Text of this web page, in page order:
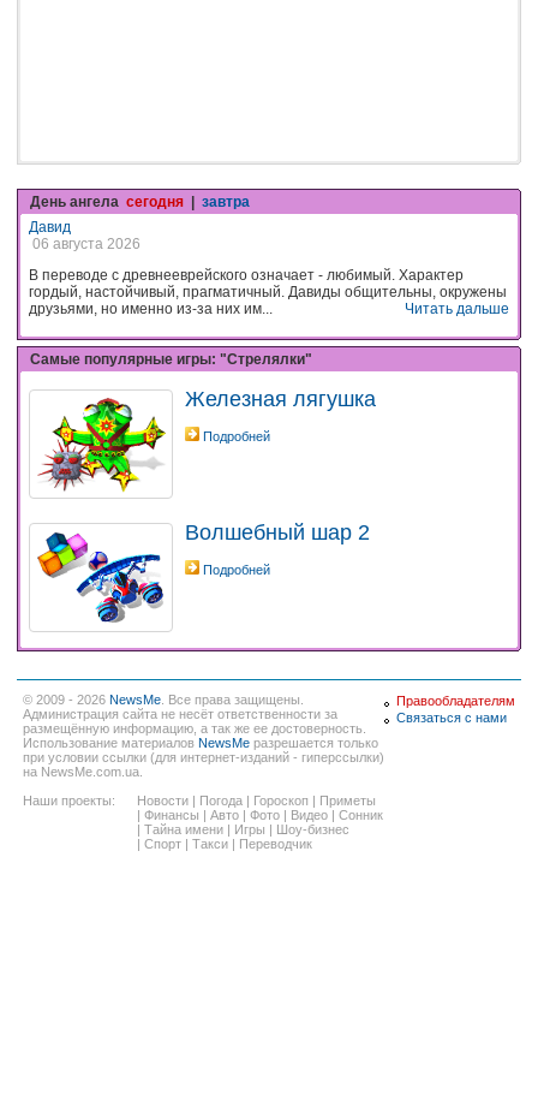
День ангела сегодня | завтра
Давид
06 августа 2026
В переводе с древнееврейского означает - любимый. Характер
гордый, настойчивый, прагматичный. Давиды общительны, окружены
друзьями, но именно из-за них им...
Читать дальше
Самые популярные игры: "Стрелялки"
Железная лягушка
Подробней
Волшебный шар 2
Подробней
© 2009 - 2026 NewsMe . Все права защищены.
Администрация сайта не несёт ответственности за
размещённую информацию, а так же ее достоверность.
Использование материалов NewsMe разрешается только
при условии ссылки (для интернет-изданий - гиперссылки)
на NewsMe.com.ua.
Наши проекты:
Новости | Погода | Гороскоп | Приметы
| Финансы | Авто | Фото | Видео | Сонник
| Тайна имени | Игры | Шоу-бизнес
| Спорт | Такси | Переводчик
Правообладателям
Связаться с нами